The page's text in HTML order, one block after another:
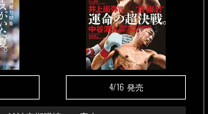
4/16 発売